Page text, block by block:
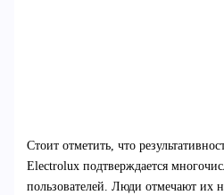
Стоит отметить, что
Electrolux подтверждается
пользователей. Люди отмечают их